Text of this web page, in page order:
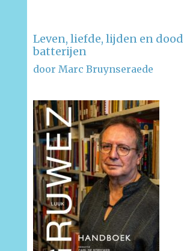
Leven, liefde, lijden en
batterijen
door Marc Bruynseraede